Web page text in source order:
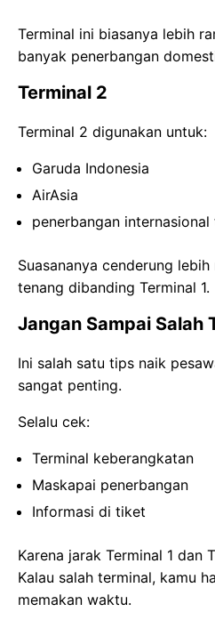
Terminal ini biasanya lebih
banyak penerbangan
Terminal 2
Terminal 2 digunakan untuk:
Garuda Indonesia
AirAsia
penerbangan
Suasananya cenderung
tenang dibanding Terminal 1.
Jangan Sampai Salah
Ini salah satu tips naik
sangat penting.
Selalu cek:
Terminal keberangkatan
Maskapai penerbangan
Informasi di tiket
Karena jarak Terminal 1 dan
Kalau salah terminal, kamu
memakan waktu.